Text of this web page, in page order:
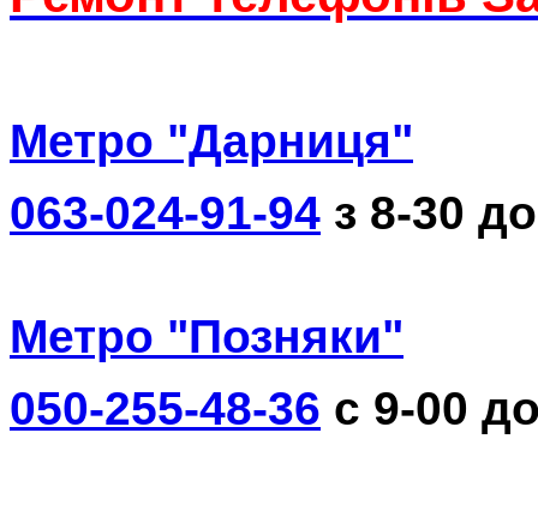
Метро "Дарниця"
063-024-91-94 з 8-30
Метро "Позняки"
050-255-48-36 с 9-00